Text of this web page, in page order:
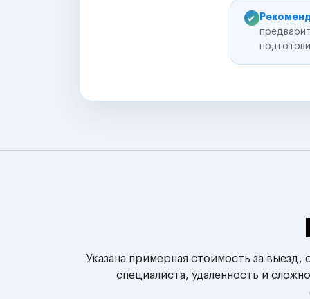
Указана примерная стоимость за
специалиста, удаленность и